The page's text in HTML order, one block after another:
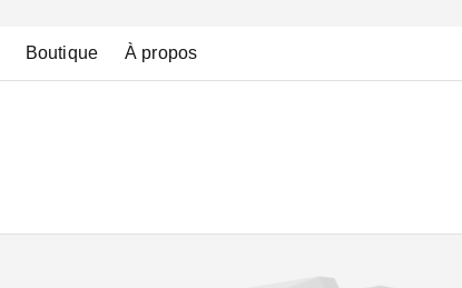
Boutique À propos